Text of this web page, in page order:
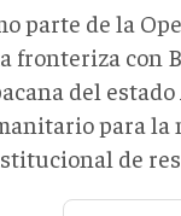
parte de la
fronteriza con
del
para la
de